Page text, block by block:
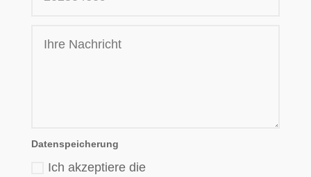
Datenspeicherung
Ich akzeptiere die